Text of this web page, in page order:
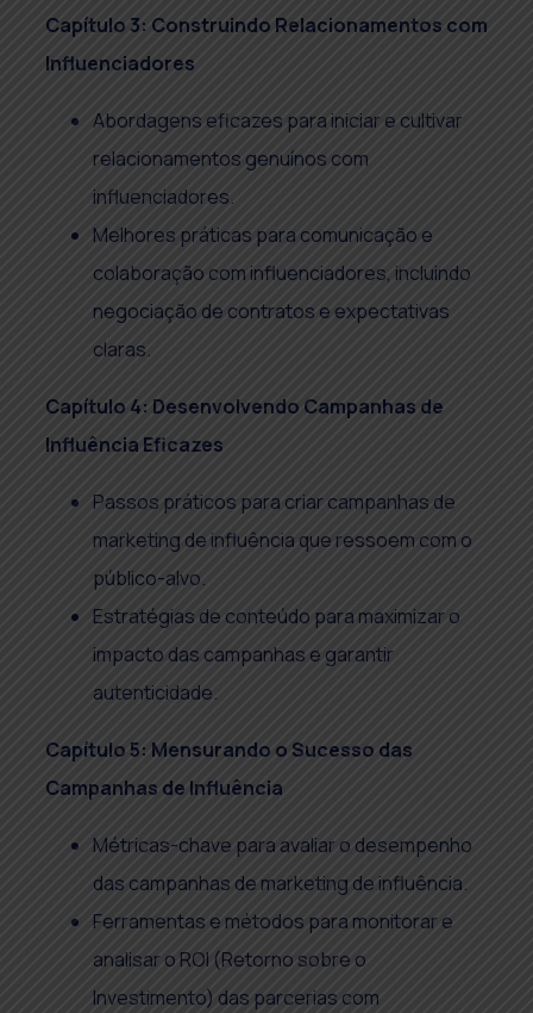
Capítulo 3: Construindo Relacionamentos com
Influenciadores
Abordagens eficazes para iniciar e cultivar
relacionamentos genuínos com
influenciadores.
Melhores práticas para comunicação e
colaboração com influenciadores, incluindo
negociação de contratos e expectativas
claras.
Capítulo 4: Desenvolvendo Campanhas de
Influência Eficazes
Passos práticos para criar campanhas de
marketing de influência que ressoem com o
público-alvo.
Estratégias de conteúdo para maximizar o
impacto das campanhas e garantir
autenticidade.
Capítulo 5: Mensurando o Sucesso das
Campanhas de Influência
Métricas-chave para avaliar o desempenho
das campanhas de marketing de influência.
Ferramentas e métodos para monitorar e
analisar o ROI (Retorno sobre o
Investimento) das parcerias com